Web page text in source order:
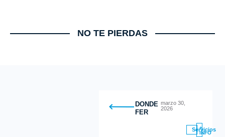
NO TE PIERDAS
DONDE
FER
marzo 30,
2026
Servicios
+
INFO